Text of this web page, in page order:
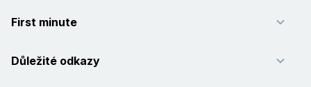
First minute
Důležité odkazy